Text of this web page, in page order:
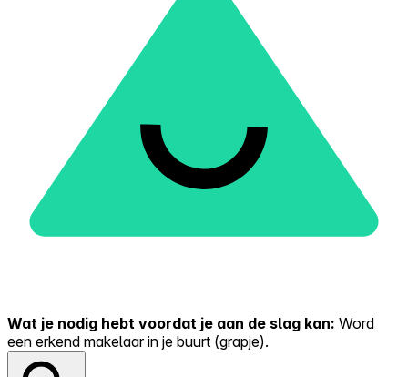
Wat je nodig hebt voordat je aan de slag kan: Word
een erkend makelaar in je buurt (grapje).